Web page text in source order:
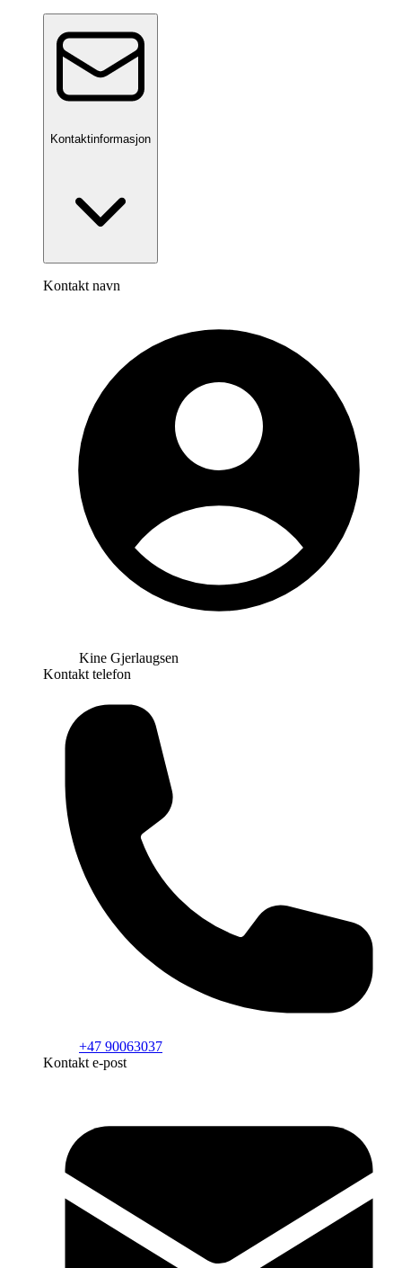
Kontaktinformasjon
Kontakt navn
Kine Gjerlaugsen
Kontakt telefon
+47 90063037
Kontakt e-post